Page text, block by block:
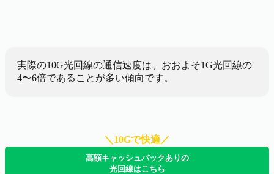
実際の10G光回線の通信速度は、おおよそ1G光回線の
4〜6倍であることが多い傾向です。
＼10Gで快適／
高額キャッシュバックありの
光回線はこちら